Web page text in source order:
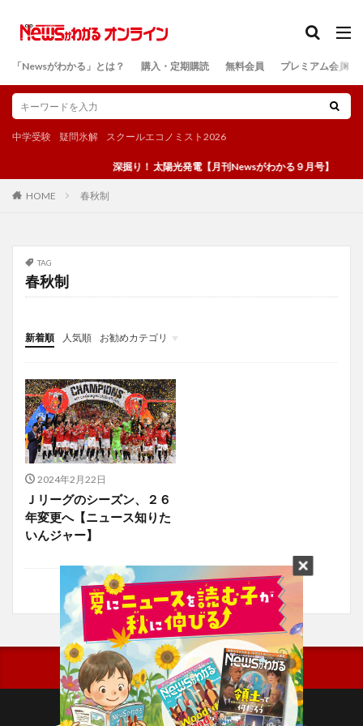
「Newsがわかる」とは？ 購入・定期購読 無料会員 プレミアム会員
中学受験 疑問氷解 スクールエコノミスト2026
深掘り！ 太陽光発電【月刊Newsがわかる９月号】
HOME 春秋制
TAG
春秋制
新着順 人気順
お勧めカテゴリ
投稿
学び
マンガ
電子書籍
2024年2月22日
Ｊリーグのシーズン、２６
年変更へ【ニュース知りた
いんジャー】
検索